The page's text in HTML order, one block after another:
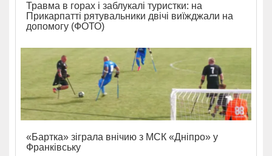
Травма в горах і заблукалі туристки: на
Прикарпатті рятувальники двічі виїжджали на
допомогу (ФОТО)
«Бартка» зіграла внічию з МСК «Дніпро» у
Франківську